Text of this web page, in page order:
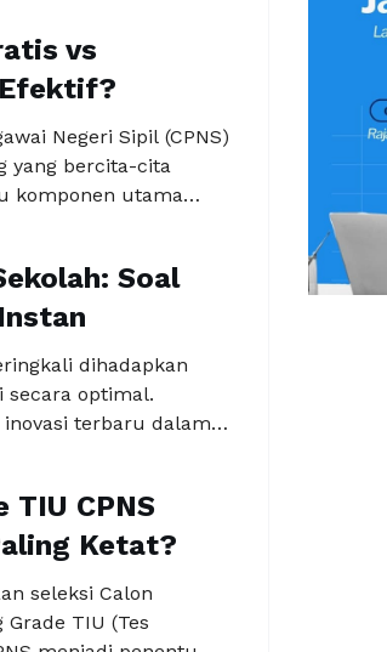
untuk berkontribusi
yang matang
Baca Selengkapnya
vs
Negeri Sipil (CPNS)
yang bercita-cita
komponen utama
pilihan
yang berbayar.
Soal
dihadapkan
secara optimal.
inovasi terbaru dalam
mengikuti simulasi
instan yang
dan …Baca
TIU CPNS
Ketat?
seleksi Calon
Grade TIU (Tes